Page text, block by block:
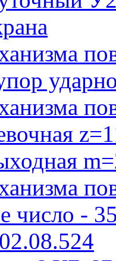
число -